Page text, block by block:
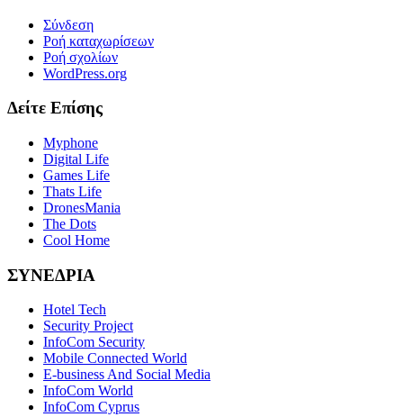
Σύνδεση
Ροή καταχωρίσεων
Ροή σχολίων
WordPress.org
Δείτε Επίσης
Myphone
Digital Life
Games Life
Thats Life
DronesMania
The Dots
Cool Home
ΣΥΝΕΔΡΙΑ
Hotel Tech
Security Project
InfoCom Security
Mobile Connected World
E-business And Social Media
InfoCom World
InfoCom Cyprus